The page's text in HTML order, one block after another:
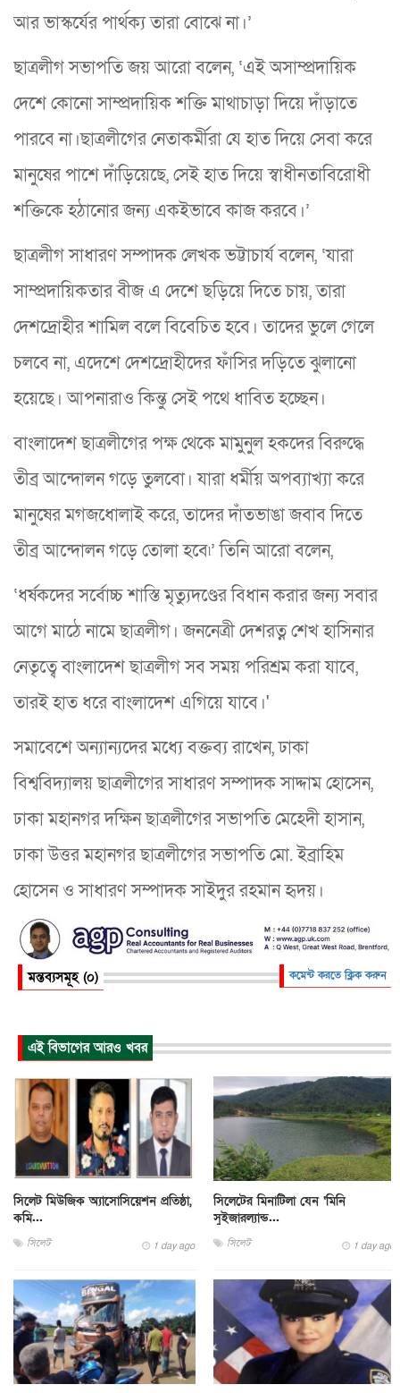
আর ভাস্কর্যের পার্থক্য তারা বোঝে না।’
ছাত্রলীগ সভাপতি জয় আরো বলেন, ‘এই অসাম্প্রদায়িক
দেশে কোনো সাম্প্রদায়িক শক্তি মাথাচাড়া দিয়ে দাঁড়াতে
পারবে না।ছাত্রলীগের নেতাকর্মীরা যে হাত দিয়ে সেবা করে
মানুষের পাশে দাঁড়িয়েছে, সেই হাত দিয়ে স্বাধীনতাবিরোধী
শক্তিকে হঠানোর জন্য একইভাবে কাজ করবে।’
ছাত্রলীগ সাধারণ সম্পাদক লেখক ভট্টাচার্য বলেন, ‘যারা
সাম্প্রদায়িকতার বীজ এ দেশে ছড়িয়ে দিতে চায়, তারা
দেশদ্রোহীর শামিল বলে বিবেচিত হবে। তাদের ভুলে গেলে
চলবে না, এদেশে দেশদ্রোহীদের ফাঁসির দড়িতে ঝুলানো
হয়েছে। আপনারাও কিন্তু সেই পথে ধাবিত হচ্ছেন।
বাংলাদেশ ছাত্রলীগের পক্ষ থেকে মামুনুল হকদের বিরুদ্ধে
তীব্র আন্দোলন গড়ে তুলবো। যারা ধর্মীয় অপব্যাখ্যা করে
মানুষের মগজধোলাই করে, তাদের দাঁতভাঙা জবাব দিতে
তীব্র আন্দোলন গড়ে তোলা হবে৷’ তিনি আরো বলেন,
‘ধর্ষকদের সর্বোচ্চ শাস্তি মৃত্যুদণ্ডের বিধান করার জন্য সবার
আগে মাঠে নামে ছাত্রলীগ। জননেত্রী দেশরত্ন শেখ হাসিনার
নেতৃত্বে বাংলাদেশ ছাত্রলীগ সব সময় পরিশ্রম করা যাবে,
তারই হাত ধরে বাংলাদেশ এগিয়ে যাবে।'
সমাবেশে অন্যান্যদের মধ্যে বক্তব্য রাখেন, ঢাকা
বিশ্ববিদ্যালয় ছাত্রলীগের সাধারণ সম্পাদক সাদ্দাম হোসেন,
ঢাকা মহানগর দক্ষিন ছাত্রলীগের সভাপতি মেহেদী হাসান,
ঢাকা উত্তর মহানগর ছাত্রলীগের সভাপতি মো. ইব্রাহিম
হোসেন ও সাধারণ সম্পাদক সাইদুর রহমান হৃদয়।
মন্তব্যসমূহ (০) কমেন্ট করতে ক্লিক করুন
এই বিভাগের আরও খবর
সিলেট মিউজিক অ্যাসোসিয়েশন প্রতিষ্ঠা,
কমি...
সিলেট 1 day ago
সিলেটের মিনাটিলা যেন ‘মিনি
সুইজারল্যান্ড...
সিলেট 1 day ago